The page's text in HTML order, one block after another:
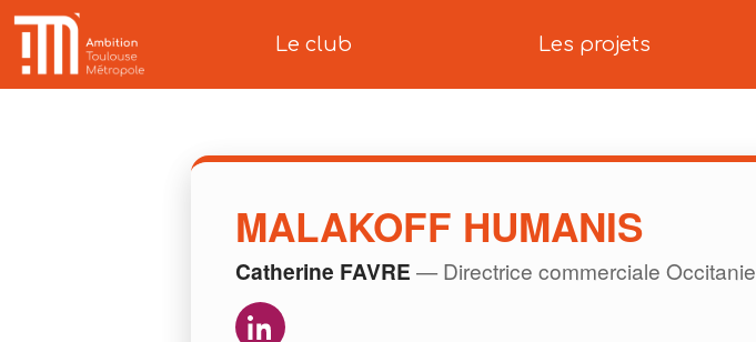
Le club Les projets
MALAKOFF HUMANIS
Catherine FAVRE — Directrice commerciale Occitanie